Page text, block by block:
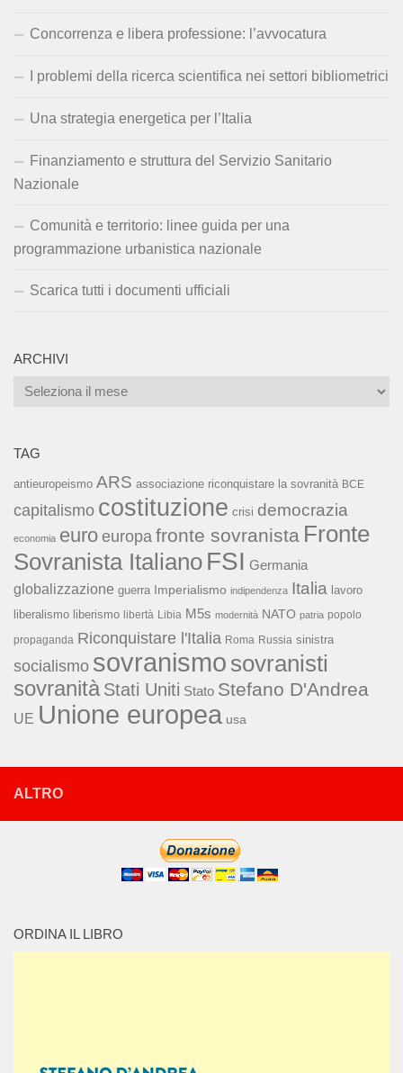
Concorrenza e libera professione: l’avvocatura
I problemi della ricerca scientifica nei settori bibliometrici
Una strategia energetica per l’Italia
Finanziamento e struttura del Servizio Sanitario
Nazionale
Comunità e territorio: linee guida per una
programmazione urbanistica nazionale
Scarica tutti i documenti ufficiali
ARCHIVI
Archivi
TAG
antieuropeismo ARS associazione riconquistare la sovranità BCE
capitalismo costituzione crisi democrazia
economia euro europa fronte sovranista Fronte
Sovranista Italiano FSI Germania
globalizzazione guerra Imperialismo indipendenza Italia lavoro
liberalismo liberismo libertà Libia M5s modernità NATO patria popolo
propaganda Riconquistare l'Italia Roma Russia sinistra
socialismo sovranismo sovranisti
sovranità Stati Uniti Stato Stefano D'Andrea
UE Unione europea usa
ALTRO
ORDINA IL LIBRO